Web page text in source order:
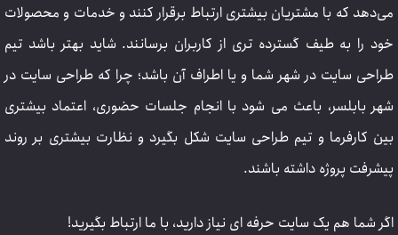
می‌دهد که با مشتریان بیشتری ارتباط برقرار کنند و خدمات و محصولات
خود را به طیف گسترده تری از کاربران برسانند. شاید بهتر باشد تیم
طراحی سایت در شهر شما و یا اطراف آن باشد؛ چرا که طراحی سایت در
شهر بابلسر، باعث می شود با انجام جلسات حضوری، اعتماد بیشتری
بین کارفرما و تیم طراحی سایت شکل بگیرد و نظارت بیشتری بر روند
پیشرفت پروژه داشته باشند.
اگر شما هم یک سایت حرفه ای نیاز دارید، با ما ارتباط بگیرید!